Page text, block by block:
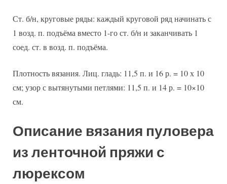
Ст. б/н, круговые ряды: каждый круговой ряд начинать с
1 возд. п. подъёма вместо 1-го ст. б/н и заканчивать 1
соед. ст. в возд. п. подъёма.
Плотность вязания. Лиц. гладь: 11,5 п. и 16 р. = 10 х 10
см; узор с вытянутыми петлями: 11,5 п. и 14 р. = 10×10
см.
Описание вязания пуловера
из ленточной пряжи с
люрексом